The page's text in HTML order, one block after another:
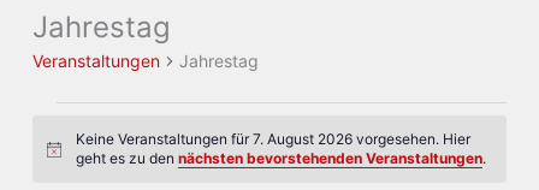
Jahrestag
Veranstaltungen Jahrestag
für
Hinweis
Keine Veranstaltungen für 7. August 2026 vorgesehen. Hier
geht es zu den nächsten bevorstehenden Veranstaltungen.